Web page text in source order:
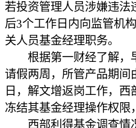
若投资管理人员涉嫌违法
后3个工作日内向监管机
关人员基金经理职务。
根据第一财经了解，
请假两周，所管产品期间
日，解文增返岗工作，
冻结其基金经理操作权限
西部利得基金调查情